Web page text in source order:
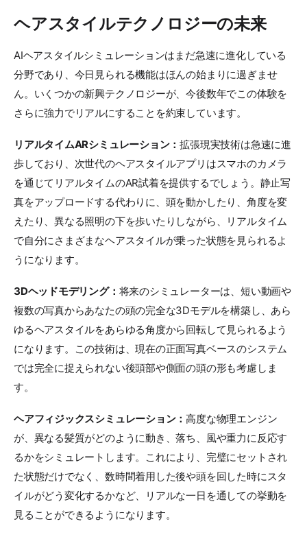
ヘアスタイルテクノロジーの未来
AIヘアスタイルシミュレーションはまだ急速に進化している
分野であり、今日見られる機能はほんの始まりに過ぎませ
ん。いくつかの新興テクノロジーが、今後数年でこの体験を
さらに強力でリアルにすることを約束しています。
リアルタイムARシミュレーション：拡張現実技術は急速に進
歩しており、次世代のヘアスタイルアプリはスマホのカメラ
を通じてリアルタイムのAR試着を提供するでしょう。静止写
真をアップロードする代わりに、頭を動かしたり、角度を変
えたり、異なる照明の下を歩いたりしながら、リアルタイム
で自分にさまざまなヘアスタイルが乗った状態を見られるよ
うになります。
3Dヘッドモデリング： 将来のシミュレーターは、短い動画や
複数の写真からあなたの頭の完全な3Dモデルを構築し、あら
ゆるヘアスタイルをあらゆる角度から回転して見られるよう
になります。この技術は、現在の正面写真ベースのシステム
では完全に捉えられない後頭部や側面の頭の形も考慮しま
す。
ヘアフィジックスシミュレーション：高度な物理エンジン
が、異なる髪質がどのように動き、落ち、風や重力に反応す
るかをシミュレートします。これにより、完璧にセットされ
た状態だけでなく、数時間着用した後や頭を回した時にスタ
イルがどう変化するかなど、リアルな一日を通しての挙動を
見ることができるようになります。